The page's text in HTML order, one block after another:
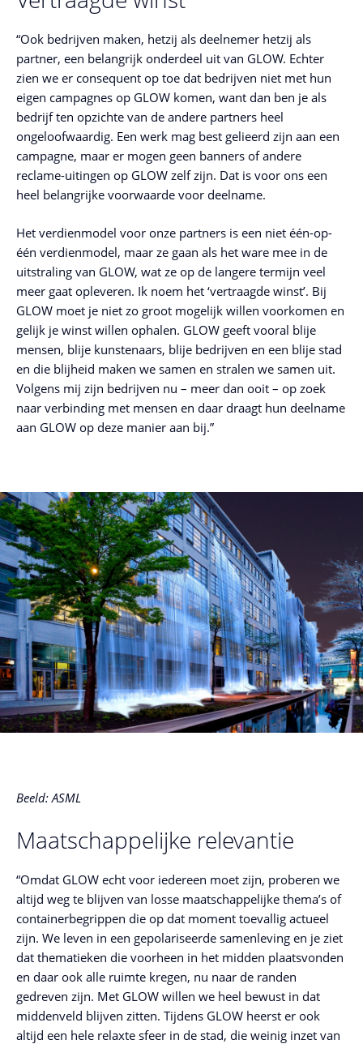
“Ook bedrijven maken, hetzij als deelnemer hetzij als
partner, een belangrijk onderdeel uit van GLOW. Echter
zien we er consequent op toe dat bedrijven niet met hun
eigen campagnes op GLOW komen, want dan ben je als
bedrijf ten opzichte van de andere partners heel
ongeloofwaardig. Een werk mag best gelieerd zijn aan een
campagne, maar er mogen geen banners of andere
reclame-uitingen op GLOW zelf zijn. Dat is voor ons een
heel belangrijke voorwaarde voor deelname.
Het verdienmodel voor onze partners is een niet één-op-
één verdienmodel, maar ze gaan als het ware mee in de
uitstraling van GLOW, wat ze op de langere termijn veel
meer gaat opleveren. Ik noem het ‘vertraagde winst’. Bij
GLOW moet je niet zo groot mogelijk willen voorkomen en
gelijk je winst willen ophalen. GLOW geeft vooral blije
mensen, blije kunstenaars, blije bedrijven en een blije stad
en die blijheid maken we samen en stralen we samen uit.
Volgens mij zijn bedrijven nu – meer dan ooit – op zoek
naar verbinding met mensen en daar draagt hun deelname
aan GLOW op deze manier aan bij.”
Beeld: ASML
Maatschappelijke relevantie
“Omdat GLOW echt voor iedereen moet zijn, proberen we
altijd weg te blijven van losse maatschappelijke thema’s of
containerbegrippen die op dat moment toevallig actueel
zijn. We leven in een gepolariseerde samenleving en je ziet
dat thematieken die voorheen in het midden plaatsvonden
en daar ook alle ruimte kregen, nu naar de randen
gedreven zijn. Met GLOW willen we heel bewust in dat
middenveld blijven zitten. Tijdens GLOW heerst er ook
altijd een hele relaxte sfeer in de stad, die weinig inzet van